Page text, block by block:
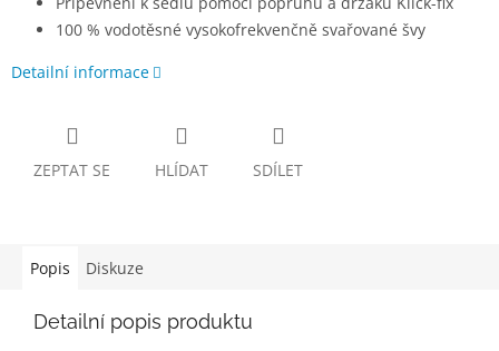
100 % vodotěsné vysokofrekvenčně svařované švy
Detailní informace
ZEPTAT SE HLÍDAT SDÍLET
Popis Diskuze
Detailní popis produktu